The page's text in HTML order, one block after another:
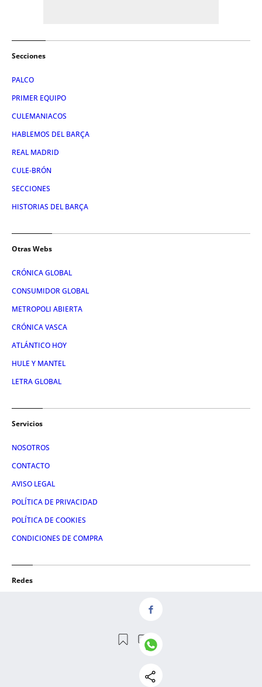
Secciones
PALCO
PRIMER EQUIPO
CULEMANIACOS
HABLEMOS DEL BARÇA
REAL MADRID
CULE-BRÓN
SECCIONES
HISTORIAS DEL BARÇA
Otras Webs
CRÓNICA GLOBAL
CONSUMIDOR GLOBAL
METROPOLI ABIERTA
CRÓNICA VASCA
ATLÁNTICO HOY
HULE Y MANTEL
LETRA GLOBAL
Servicios
NOSOTROS
CONTACTO
AVISO LEGAL
POLÍTICA DE PRIVACIDAD
POLÍTICA DE COOKIES
CONDICIONES DE COMPRA
Redes